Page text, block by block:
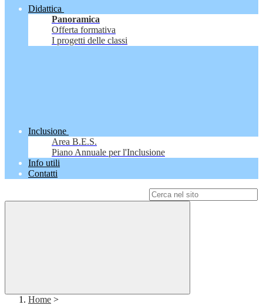
Didattica
Panoramica
Offerta formativa
I progetti delle classi
Inclusione
Area B.E.S.
Piano Annuale per l'Inclusione
Info utili
Contatti
Home >